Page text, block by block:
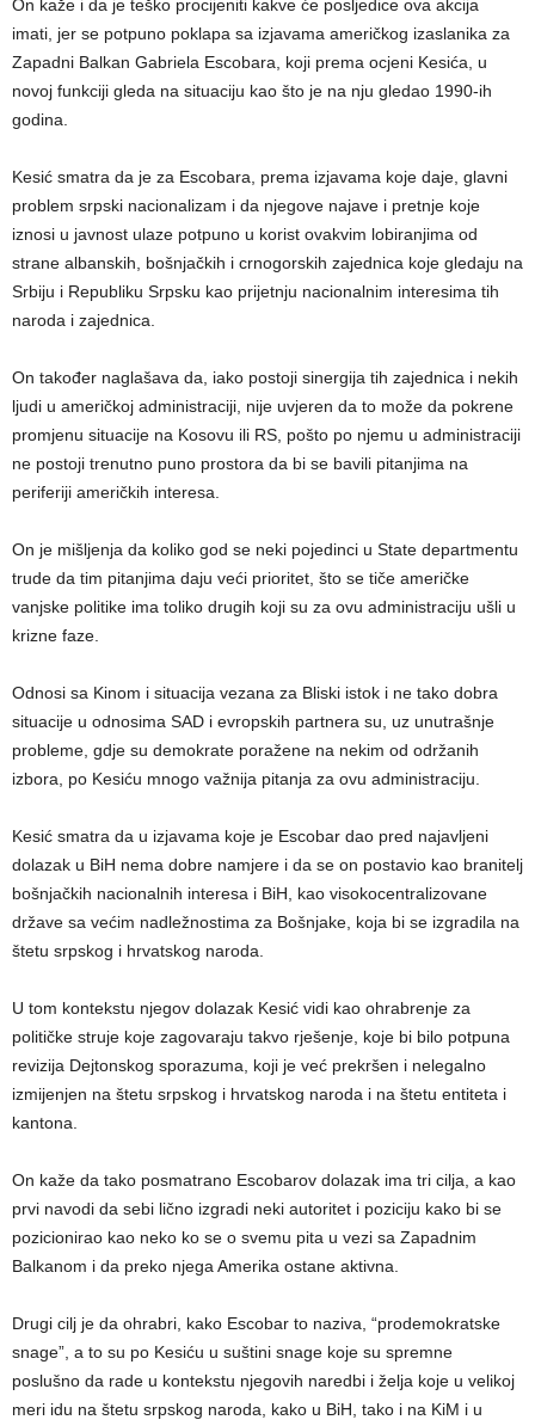
On kaže i da je teško procijeniti kakve će posljedice ova akcija
imati, jer se potpuno poklapa sa izjavama američkog izaslanika za
Zapadni Balkan Gabriela Escobara, koji prema ocjeni Kesića, u
novoj funkciji gleda na situaciju kao što je na nju gledao 1990-ih
godina.
Kesić smatra da je za Escobara, prema izjavama koje daje, glavni
problem srpski nacionalizam i da njegove najave i pretnje koje
iznosi u javnost ulaze potpuno u korist ovakvim lobiranjima od
strane albanskih, bošnjačkih i crnogorskih zajednica koje gledaju na
Srbiju i Republiku Srpsku kao prijetnju nacionalnim interesima tih
naroda i zajednica.
On također naglašava da, iako postoji sinergija tih zajednica i nekih
ljudi u američkoj administraciji, nije uvjeren da to može da pokrene
promjenu situacije na Kosovu ili RS, pošto po njemu u administraciji
ne postoji trenutno puno prostora da bi se bavili pitanjima na
periferiji američkih interesa.
On je mišljenja da koliko god se neki pojedinci u State departmentu
trude da tim pitanjima daju veći prioritet, što se tiče američke
vanjske politike ima toliko drugih koji su za ovu administraciju ušli u
krizne faze.
Odnosi sa Kinom i situacija vezana za Bliski istok i ne tako dobra
situacije u odnosima SAD i evropskih partnera su, uz unutrašnje
probleme, gdje su demokrate poražene na nekim od održanih
izbora, po Kesiću mnogo važnija pitanja za ovu administraciju.
Kesić smatra da u izjavama koje je Escobar dao pred najavljeni
dolazak u BiH nema dobre namjere i da se on postavio kao branitelj
bošnjačkih nacionalnih interesa i BiH, kao visokocentralizovane
države sa većim nadležnostima za Bošnjake, koja bi se izgradila na
štetu srpskog i hrvatskog naroda.
U tom kontekstu njegov dolazak Kesić vidi kao ohrabrenje za
političke struje koje zagovaraju takvo rješenje, koje bi bilo potpuna
revizija Dejtonskog sporazuma, koji je već prekršen i nelegalno
izmijenjen na štetu srpskog i hrvatskog naroda i na štetu entiteta i
kantona.
On kaže da tako posmatrano Escobarov dolazak ima tri cilja, a kao
prvi navodi da sebi lično izgradi neki autoritet i poziciju kako bi se
pozicionirao kao neko ko se o svemu pita u vezi sa Zapadnim
Balkanom i da preko njega Amerika ostane aktivna.
Drugi cilj je da ohrabri, kako Escobar to naziva, “prodemokratske
snage”, a to su po Kesiću u suštini snage koje su spremne
poslušno da rade u kontekstu njegovih naredbi i želja koje u velikoj
meri idu na štetu srpskog naroda, kako u BiH, tako i na KiM i u